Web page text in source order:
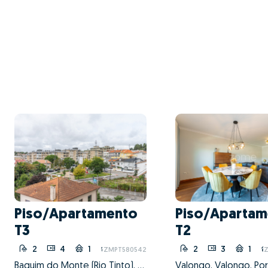
Piso/Apartamento
T3
2 4 1 10
ZMPT580542
Baguim do Monte (Rio Tinto), Gondomar, Porto
Piso/
T2
2 3 1
Valongo, Valongo,